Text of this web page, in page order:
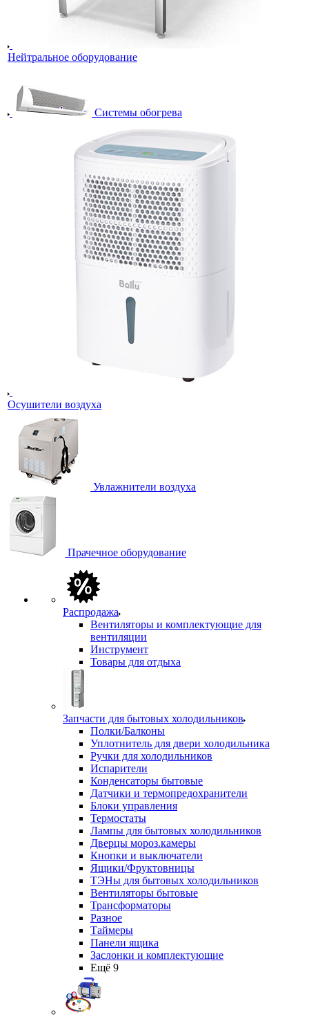
Нейтральное оборудование
Системы обогрева
Осушители воздуха
Увлажнители воздуха
Прачечное оборудование
Распродажа
Вентиляторы и комплектующие для
вентиляции
Инструмент
Товары для отдыха
Запчасти для бытовых холодильников
Полки/Балконы
Уплотнитель для двери холодильника
Ручки для холодильников
Испарители
Конденсаторы бытовые
Датчики и термопредохранители
Блоки управления
Термостаты
Лампы для бытовых холодильников
Дверцы мороз.камеры
Кнопки и выключатели
Ящики/Фруктовницы
ТЭНы для бытовых холодильников
Вентиляторы бытовые
Трансформаторы
Разное
Таймеры
Панели ящика
Заслонки и комплектующие
Ещё 9